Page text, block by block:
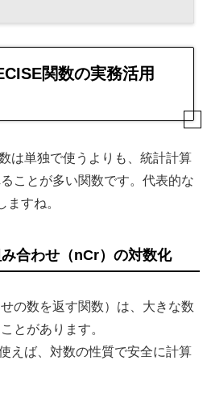
関数の実務活用
は単独で使うよりも、統計計算
ことが多い関数です。代表的な
すね。
合わせ（nCr）の対数化
せの数を返す関数）は、大きな数
とがあります。
えば、対数の性質で安全に計算